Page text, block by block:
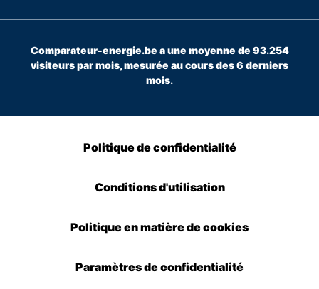
Comparateur-energie.be a une moyenne de 93.254
visiteurs par mois, mesurée au cours des 6 derniers
mois.
Politique de confidentialité
Conditions d'utilisation
Politique en matière de cookies
Paramètres de confidentialité